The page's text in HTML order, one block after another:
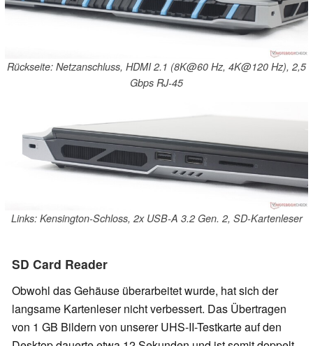
Rückseite: Netzanschluss, HDMI 2.1 (8K@60 Hz, 4K@120 Hz), 2,5
Gbps RJ-45
Links: Kensington-Schloss, 2x USB-A 3.2 Gen. 2, SD-Kartenleser
SD Card Reader
Obwohl das Gehäuse überarbeitet wurde, hat sich der
langsame Kartenleser nicht verbessert. Das Übertragen
von 1 GB Bildern von unserer UHS-II-Testkarte auf den